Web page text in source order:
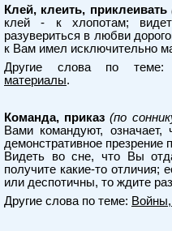
Клей, клеить, приклеивать
клей - к хлопотам;
разувериться в любви
к Вам имел исключительно
Другие слова по
материалы.
Команда, приказ (по
Вами командуют,
демонстративное презрение
Видеть во сне, что Вы
получите какие-то отличия;
или деспотичны, то ждите
Другие слова по теме: